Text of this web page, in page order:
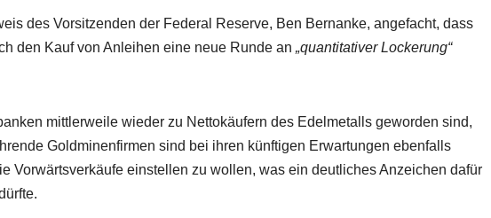
des Vorsitzenden der Federal Reserve, Ben Bernanke, angefacht, dass
den Kauf von Anleihen eine neue Runde an „quantitativer Lockerung“
mittlerweile wieder zu Nettokäufern des Edelmetalls geworden sind,
Goldminenfirmen sind bei ihren künftigen Erwartungen ebenfalls
Vorwärtsverkäufe einstellen zu wollen, was ein deutliches Anzeichen dafür